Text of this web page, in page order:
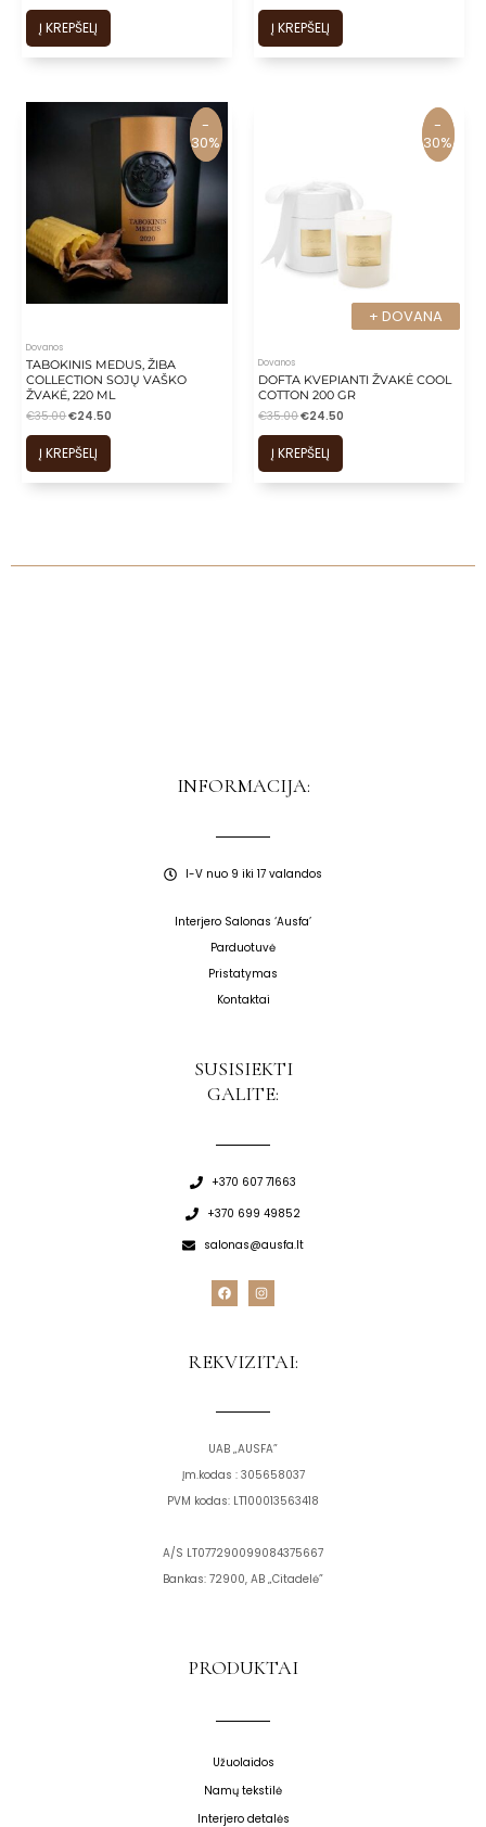
Į KREPŠELĮ Į KREPŠELĮ
-
30%
-
30%
Dovanos
TABOKINIS MEDUS, ŽIBA
COLLECTION SOJŲ VAŠKO
ŽVAKĖ, 220 ML
€35.00€24.50
Į KREPŠELĮ
+ DOVANA
-
30%
+ DOVANA
-
30%
Dovanos
DOFTA KVEPIANTI ŽVAKĖ COOL
COTTON 200 GR
€35.00€24.50
Į KREPŠELĮ
INFORMACIJA:
I-V nuo 9 iki 17 valandos
Interjero Salonas ‘Ausfa’
Parduotuvė
Pristatymas
Kontaktai
SUSISIEKTI
GALITE:
+370 607 71663
+370 699 49852
salonas@ausfa.lt
F
a
c
o
I
n
s
r
REKVIZITAI:
UAB „AUSFA”
Įm.kodas : 305658037
PVM kodas: LT100013563418
A/S LT077290099084375667
Bankas: 72900, AB „Citadelė”
PRODUKTAI
Užuolaidos
Namų tekstilė
Interjero detalės